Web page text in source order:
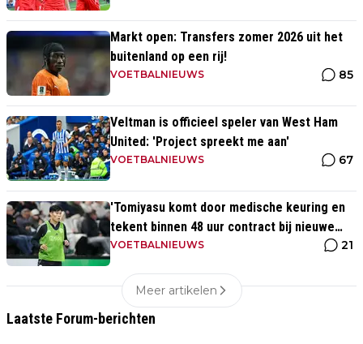
Markt open: Transfers zomer 2026 uit het
buitenland op een rij!
VOETBALNIEUWS 85
Veltman is officieel speler van West Ham
United: 'Project spreekt me aan'
VOETBALNIEUWS 67
'Tomiyasu komt door medische keuring en
tekent binnen 48 uur contract bij nieuwe
club'
VOETBALNIEUWS 21
Meer artikelen
Laatste Forum-berichten